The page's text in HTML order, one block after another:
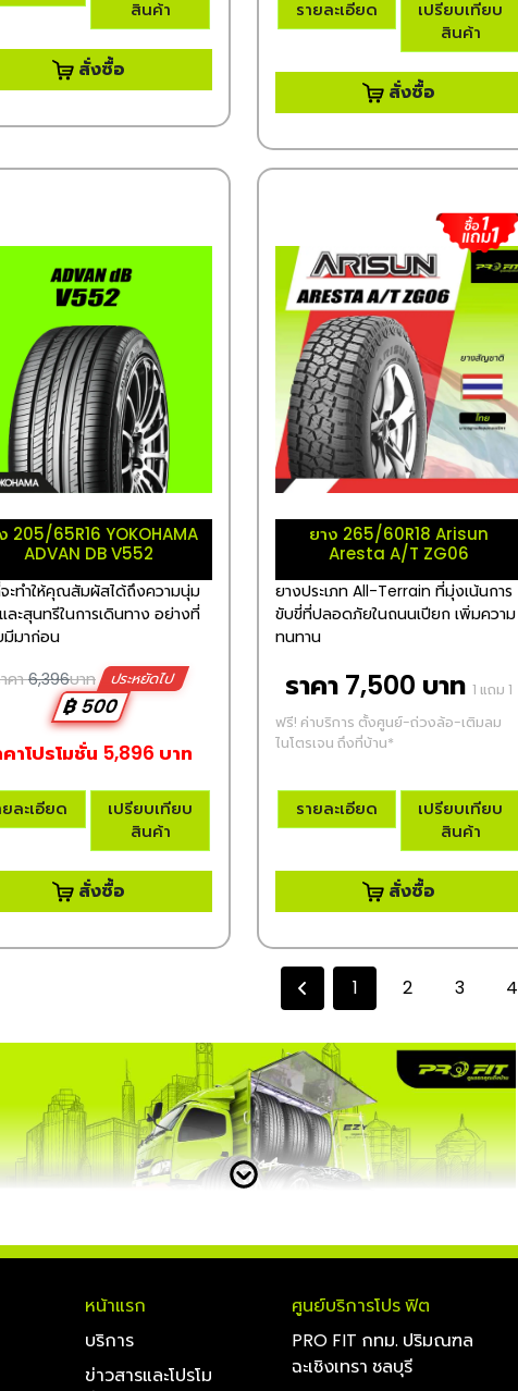
สินค้า
สั่งซื้อ
รายละเอียด
เปรียบเทียบ
สินค้า
สั่งซื้อ
205/65R16 YOKOHAMA
ADVAN DB V552
ะทำให้คุณสัมผัสได้ถึงความนุ่ม
ละสุนทรีในการเดินทาง อย่างที่
มีมาก่อน
คา6,396บาท ประหยัดไป
฿ 500
คาโปรโมชั่น 5,896 บาท
ยละเอียด
เปรียบเทียบ
สินค้า
สั่งซื้อ
ยาง 265/60R18 Arisun
Aresta A/T ZG06
ยางประเภท All-Terrain ที่มุ่งเน้นการ
ขับขี่ที่ปลอดภัยในถนนเปียก เพิ่มความ
ทนทาน
ราคา 7,500 บาท 1 แถม 1
ฟรี! ค่าบริการ ตั้งศูนย์-ถ่วงล้อ-เติมลม
ไนโตรเจน ถึงที่บ้าน*
รายละเอียด
เปรียบเทียบ
สินค้า
สั่งซื้อ
1 2 3 4
หน้าแรก
บริการ
ข่าวสารและโปรโม
ศูนย์บริการโปร ฟิต
PRO FIT กทม. ปริมณฑล
ฉะเชิงเทรา ชลบุรี